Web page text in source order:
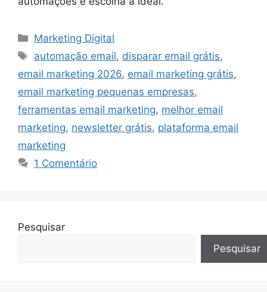
Categorias
Marketing Digital
Tags
automação email, disparar email grátis,
email marketing 2026, email marketing grátis,
email marketing pequenas empresas,
ferramentas email marketing, melhor email
marketing, newsletter grátis, plataforma email
marketing
1 Comentário
Pesquisar
Pesquisar